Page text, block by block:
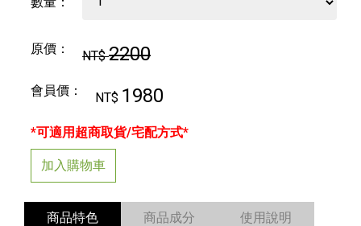
原價： NT$2200
會員價： NT$ 1980
*可適用超商取貨/宅配方式*
加入購物車
商品特色 商品成分
使用說明